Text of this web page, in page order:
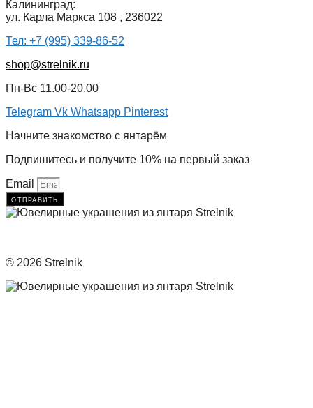
Калининград:
ул. Карла Маркса 108 , 236022
Тел: +7 (995) 339-86-52
shop@strelnik.ru
Пн-Вс 11.00-20.00
Telegram Vk Whatsapp Pinterest
Начните знакомство с янтарём
Подпишитесь и получите 10% на первый заказ
Email
отправить
© 2026 Strelnik